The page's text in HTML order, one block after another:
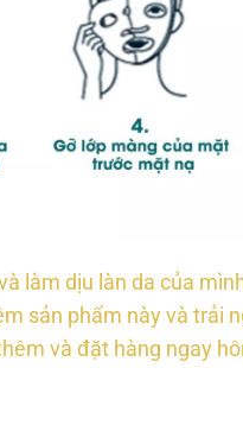
làm dịu làn da của
sản phẩm này và trải
và đặt hàng ngay